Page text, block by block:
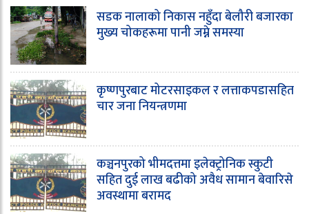
सडक नालाको निकास नहुँदा बेलौरी बजारका
मुख्य चोकहरूमा पानी जम्ने समस्या
कृष्णपुरबाट मोटरसाइकल र लत्ताकपडासहित
चार जना नियन्त्रणमा
कञ्चनपुरको भीमदत्तमा इलेक्ट्रोनिक स्कुटी
सहित दुई लाख बढीको अवैध सामान बेवारिसे
अवस्थामा बरामद